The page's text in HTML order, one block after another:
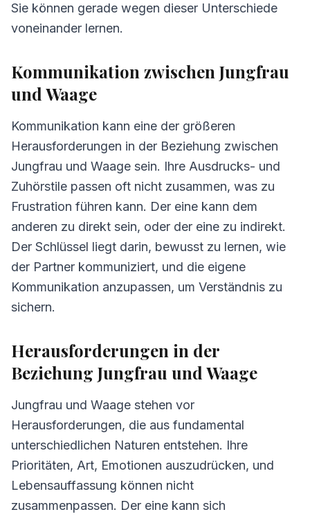
Sie können gerade wegen dieser Unterschiede
voneinander lernen.
Kommunikation zwischen Jungfrau
und Waage
Kommunikation kann eine der größeren
Herausforderungen in der Beziehung zwischen
Jungfrau und Waage sein. Ihre Ausdrucks- und
Zuhörstile passen oft nicht zusammen, was zu
Frustration führen kann. Der eine kann dem
anderen zu direkt sein, oder der eine zu indirekt.
Der Schlüssel liegt darin, bewusst zu lernen, wie
der Partner kommuniziert, und die eigene
Kommunikation anzupassen, um Verständnis zu
sichern.
Herausforderungen in der
Beziehung Jungfrau und Waage
Jungfrau und Waage stehen vor
Herausforderungen, die aus fundamental
unterschiedlichen Naturen entstehen. Ihre
Prioritäten, Art, Emotionen auszudrücken, und
Lebensauffassung können nicht
zusammenpassen. Der eine kann sich